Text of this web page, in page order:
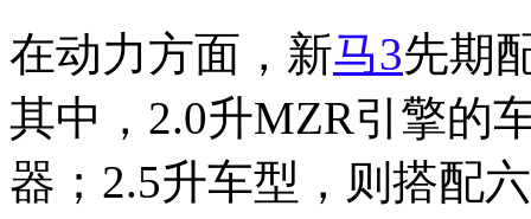
在动力方面，新马3先期
其中，2.0升MZR引擎的
器；2.5升车型，则搭配